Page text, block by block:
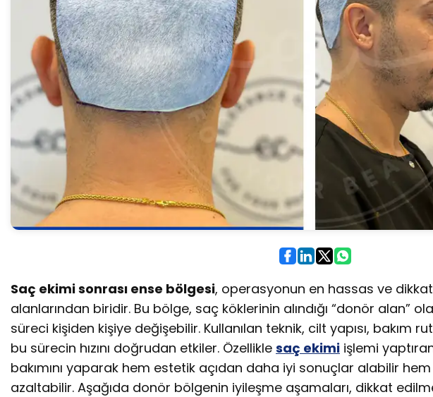
Saç ekimi sonrası ense bölgesi, operasyonun en hassas ve
alanlarından biridir. Bu bölge, saç köklerinin alındığı “donör alan”
süreci kişiden kişiye değişebilir. Kullanılan teknik, cilt yapısı, bakım
bu sürecin hızını doğrudan etkiler. Özellikle saç ekimi işlemi
bakımını yaparak hem estetik açıdan daha iyi sonuçlar alabilir
azaltabilir. Aşağıda donör bölgenin iyileşme aşamaları, dikkat